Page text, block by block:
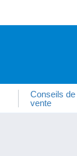
Conseils de
vente